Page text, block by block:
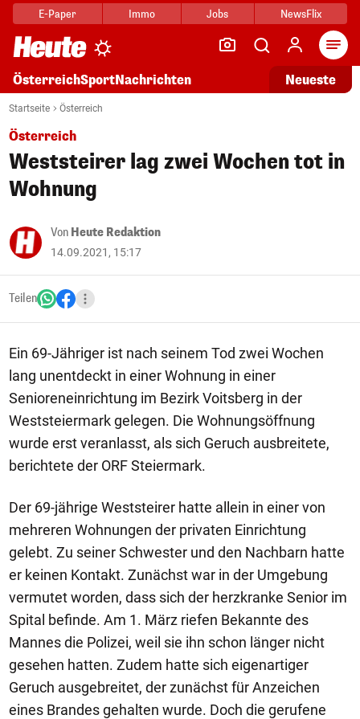
E-Paper Immo Jobs NewsFlix
ÖsterreichSportNachrichten Neueste
Startseite Österreich
Österreich
Weststeirer lag zwei Wochen tot in
Wohnung
Von Heute Redaktion
14.09.2021, 15:17
Teilen
Ein 69-Jähriger ist nach seinem Tod zwei Wochen
lang unentdeckt in einer Wohnung in einer
Senioreneinrichtung im Bezirk Voitsberg in der
Weststeiermark gelegen. Die Wohnungsöffnung
wurde erst veranlasst, als sich Geruch ausbreitete,
berichtete der ORF Steiermark.
Der 69-jährige Weststeirer hatte allein in einer von
mehreren Wohnungen der privaten Einrichtung
gelebt. Zu seiner Schwester und den Nachbarn hatte
er keinen Kontakt. Zunächst war in der Umgebung
vermutet worden, dass sich der herzkranke Senior im
Spital befinde. Am 1. März riefen Bekannte des
Mannes die Polizei, weil sie ihn schon länger nicht
gesehen hatten. Zudem hatte sich eigenartiger
Geruch ausgebreitet, der zunächst für Anzeichen
eines Brandes gehalten wurde. Doch die gerufene